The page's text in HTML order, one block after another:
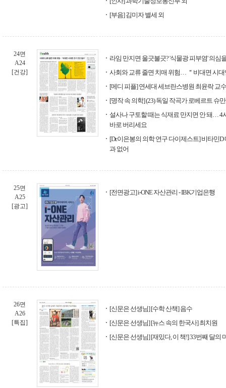
[부음] 김미자 별세 외
24면
A24
[건강]
라임 만지면 울긋불긋? '식물광 피부염' 의심
사회와 교류 줄면 치매 위험… ＂비대면 시대
[메디 피플] 연세대 세브란스병원 최윤락 교수
[명작 속 의학] (23) 독일 작곡가 로베르트 슈만
설사나 구토할 때는 식재료 만지면 안 돼… 4
바로 버리세요
[Dr.이은봉의 의학 연구 다이제스트] 비타민
과 없어
25면
A25
[광고]
[전면광고] i-ONE 자산관리 - IBK기업은행
26면
A26
[특집]
[신문은 선생님] [수학 산책] 음수
[신문은 선생님] [뉴스 속의 한국사] 최치원
[신문은 선생님] [재밌다, 이 책!] 33번째 달의